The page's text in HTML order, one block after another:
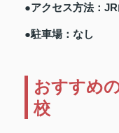
●アクセス方法：
●駐車場：なし
おすすめ
校